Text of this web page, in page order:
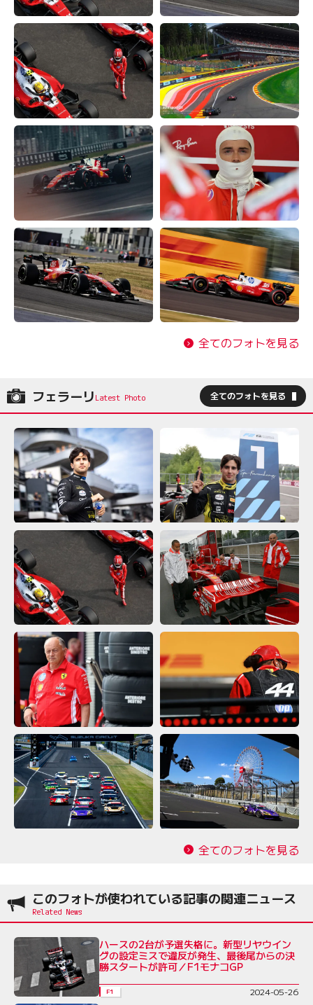
全てのフォトを見る
フェラーリ 全てのフォトを見る
全てのフォトを見る
このフォトが使われている記事の関連ニュース
ハースの2台が予選失格に。新型リヤウイン
グの設定ミスで違反が発生、最後尾からの決
勝スタートが許可／F1モナコGP
F1 2024-05-26